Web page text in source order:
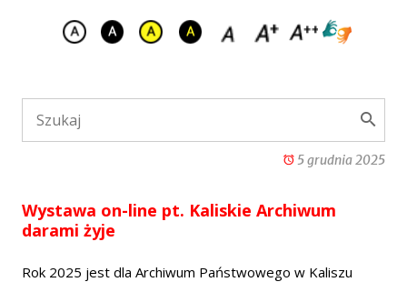
Wystawa on-line pt. Kaliskie Archiwum
darami żyje
5 grudnia 2025
Rok 2025 jest dla Archiwum Państwowego w Kaliszu